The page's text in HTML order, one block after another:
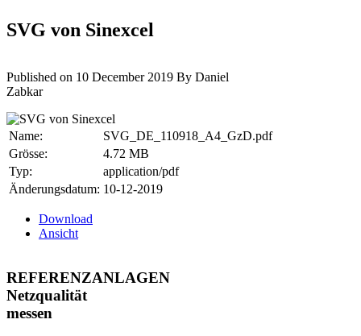
SVG von Sinexcel
Published on 10 December 2019 By Daniel
Zabkar
Name:
SVG_DE_110918_A4_GzD.pdf
Grösse:
4.72 MB
Typ:
application/pdf
Änderungsdatum: 10-12-2019
Download
Ansicht
REFERENZANLAGEN
Netzqualität
messen